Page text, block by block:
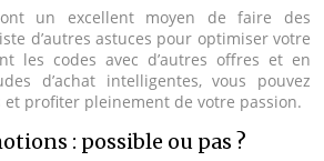
un excellent moyen de faire des
d’autres astuces pour optimiser votre
les codes avec d’autres offres et en
d’achat intelligentes, vous pouvez
et profiter pleinement de votre passion.
: possible ou pas ?